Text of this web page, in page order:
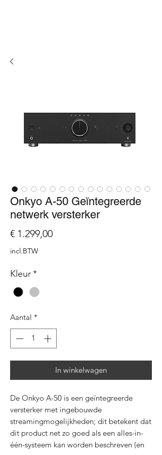
Onkyo A-50 Geïntegreerde
netwerk versterker
€ 1.299,00Prijs
incl.BTW
Kleur*
Aantal *
In winkelwagen
De Onkyo A-50 is een geïntegreerde
versterker met ingebouwde
streamingmogelijkheden; dit betekent dat
dit product net zo goed als een alles-in-
één-systeem kan worden beschreven (en